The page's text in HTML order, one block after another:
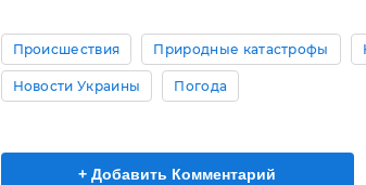
Происшествия Природные катастрофы
Новости Украины Погода
+ Добавить Комментарий